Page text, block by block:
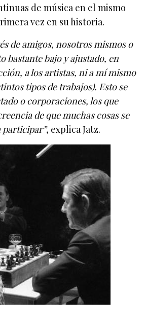
de música en el mismo
vez en su historia.
de amigos, nosotros mismos o
bastante bajo y ajustado, en
a los artistas, ni a mí mismo
tipos de trabajos). Esto se
o corporaciones, los que
de que muchas cosas se
participar”, explica Jatz.